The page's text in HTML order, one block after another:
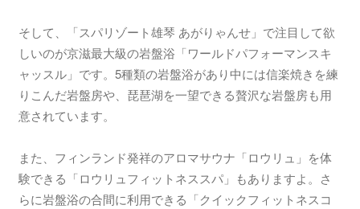
そして、「スパリゾート雄琴 あがりゃんせ」で注目して欲
しいのが京滋最大級の岩盤浴「ワールドパフォーマンスキ
ャッスル」です。5種類の岩盤浴があり中には信楽焼きを練
りこんだ岩盤房や、琵琶湖を一望できる贅沢な岩盤房も用
意されています。
また、フィンランド発祥のアロマサウナ「ロウリュ」を体
験できる「ロウリュフィットネススパ」もありますよ。さ
らに岩盤浴の合間に利用できる「クイックフィットネスコ